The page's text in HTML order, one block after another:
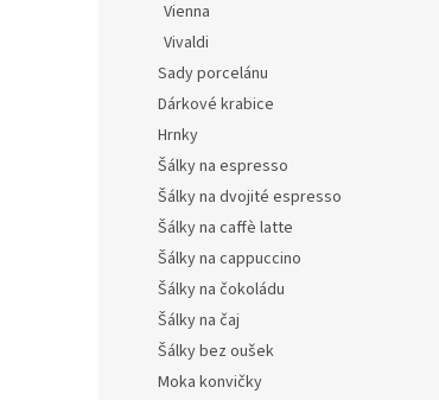
Vienna
Vivaldi
Sady porcelánu
Dárkové krabice
Hrnky
Šálky na espresso
Šálky na dvojité espresso
Šálky na caffè latte
Šálky na cappuccino
Šálky na čokoládu
Šálky na čaj
Šálky bez oušek
Moka konvičky